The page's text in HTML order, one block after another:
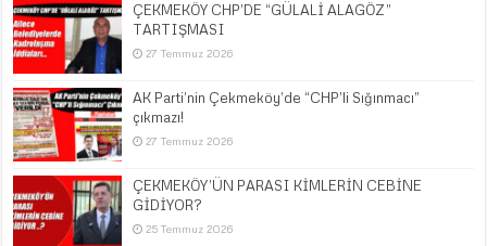
ÇEKMEKÖY CHP’DE “GÜLALİ ALAGÖZ”
TARTIŞMASI
27 Temmuz 2026
AK Parti’nin Çekmeköy’de “CHP’li Sığınmacı”
çıkmazı!
27 Temmuz 2026
ÇEKMEKÖY’ÜN PARASI KİMLERİN CEBİNE
GİDİYOR?
25 Temmuz 2026